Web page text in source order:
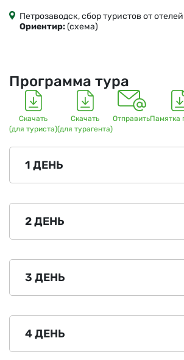
Петрозаводск, сбор туристов от отелей
Ориентир:(схема)
Программа тура
Скачать
(для туриста)
Скачать
(для турагента)
ОтправитьПамятка
1 ДЕНЬ
2 ДЕНЬ
3 ДЕНЬ
4 ДЕНЬ